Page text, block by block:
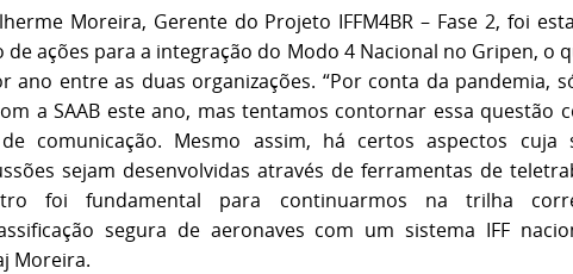
Moreira, Gerente do Projeto IFFM4BR – Fase 2, foi
ações para a integração do Modo 4 Nacional no Gripen, o
ano entre as duas organizações. “Por conta da pandemia,
a SAAB este ano, mas tentamos contornar essa questão
comunicação. Mesmo assim, há certos aspectos cuja
sejam desenvolvidas através de ferramentas de
foi fundamental para continuarmos na trilha
segura de aeronaves com um sistema IFF
Moreira.